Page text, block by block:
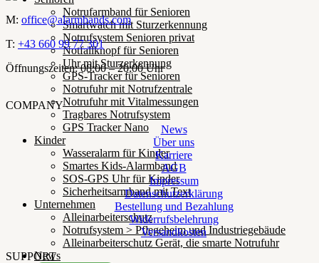
Notrufarmband für Senioren
Smartwatch mit Sturzerkennung
Notrufsystem Senioren privat
Notfallknopf für Senioren
Uhr mit Sturzerkennung
GPS-Tracker für Senioren
Notrufuhr mit Notrufzentrale
Notrufuhr mit Vitalmessungen
Tragbares Notrufsystem
GPS Tracker Nano
Kinder
Wasseralarm für Kinder
Smartes Kids-Alarmband
SOS-GPS Uhr für Kinder
Sicherheitsarmband mit Text
Unternehmen
Alleinarbeiterschutz
Notrufsystem > Pflegeheim und Industriegebäude
Alleinarbeiterschutz Gerät, die smarte Notrufuhr
News
M: office@alarmbands.com
T: +43 660 99 77 301
Öffnungszeiten: 08:00 – 20:00 Uhr
COMPANY
News
Über uns
Karriere
AGB
Impressum
Datenschutzerklärung
Bestellung und Bezahlung
Widerrufsbelehrung
Versandkosten
SUPPORT